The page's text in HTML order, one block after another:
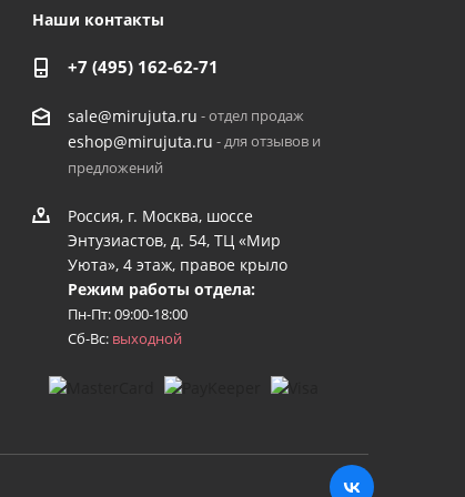
Наши контакты
+7 (495) 162-62-71
sale@mirujuta.ru - отдел продаж
eshop@mirujuta.ru - для отзывов и
предложений
Россия, г. Москва, шоссе
Энтузиастов, д. 54, ТЦ «Мир
Уюта», 4 этаж, правое крыло
Режим работы отдела:
Пн-Пт: 09:00-18:00
Сб-Вс: выходной